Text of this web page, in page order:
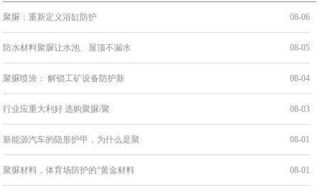
聚脲：重新定义浴缸防护 08-06
防水材料聚脲让水池、屋顶不漏水 08-05
聚脲喷涂： 解锁工矿设备防护新 08-04
行业应重大利好 选购聚脲/聚 08-03
新能源汽车的隐形护甲，为什么是聚 08-01
聚脲材料，体育场防护的“黄金材料 08-01